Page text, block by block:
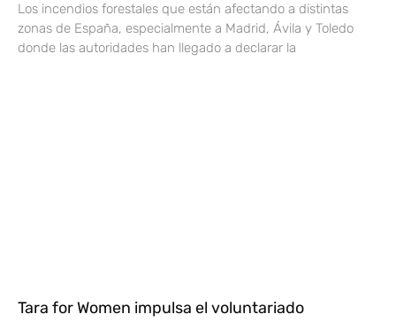
Los incendios forestales que están afectando a distintas
zonas de España, especialmente a Madrid, Ávila y Toledo
donde las autoridades han llegado a declarar la
Tara for Women impulsa el voluntariado